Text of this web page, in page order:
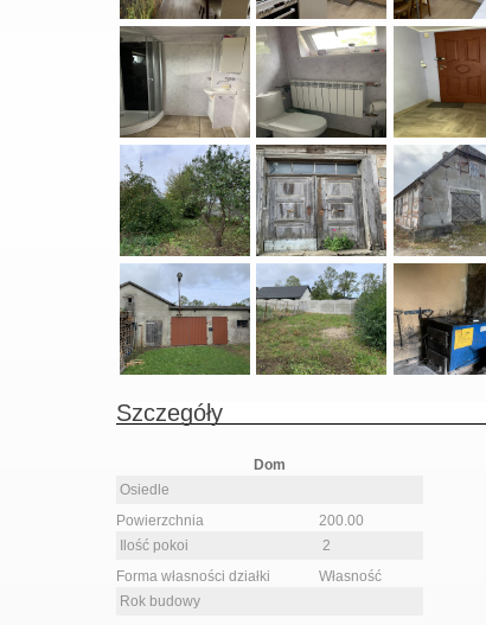
Szczegóły
Dom
Osiedle
Powierzchnia
200.00
Ilość pokoi
2
Forma własności działki
Własność
Rok budowy